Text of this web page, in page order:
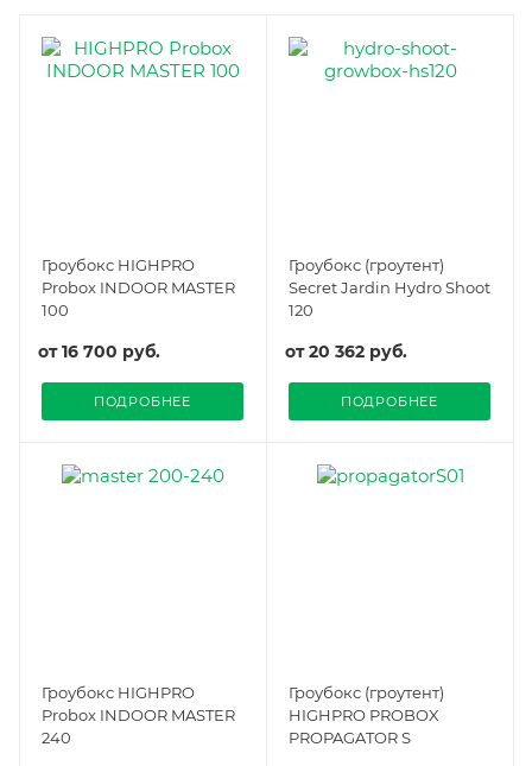
Гроубокс HIGHPRO
Probox INDOOR MASTER
100
от16 700 руб.
ПОДРОБНЕЕ
Гроубокс (гроутент)
Secret Jardin Hydro Shoot
120
от20 362 руб.
ПОДРОБНЕЕ
Гроубокс HIGHPRO
Probox INDOOR MASTER
240
Гроубокс (гроутент)
HIGHPRO PROBOX
PROPAGATOR S